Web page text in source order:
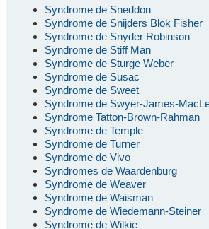
Syndrome de Sneddon
Syndrome de Snijders Blok Fisher
Syndrome de Snyder Robinson
Syndrome de Stiff Man
Syndrome de Sturge Weber
Syndrome de Susac
Syndrome de Sweet
Syndrome de Swyer-James-
Syndrome Tatton-Brown-Rahman
Syndrome de Temple
Syndrome de Turner
Syndrome de Vivo
Syndromes de Waardenburg
Syndrome de Weaver
Syndrome de Waisman
Syndrome de Wiedemann-Steiner
Syndrome de Wilkie